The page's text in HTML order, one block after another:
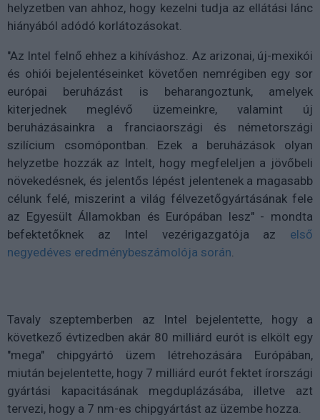
helyzetben van ahhoz, hogy kezelni tudja az ellátási lánc
hiányából adódó korlátozásokat.
"Az Intel felnő ehhez a kihíváshoz. Az arizonai, új-mexikói
és ohiói bejelentéseinket követően nemrégiben egy sor
európai beruházást is beharangoztunk, amelyek
kiterjednek meglévő üzemeinkre, valamint új
beruházásainkra a franciaországi és németországi
szilícium csomópontban. Ezek a beruházások olyan
helyzetbe hozzák az Intelt, hogy megfeleljen a jövőbeli
növekedésnek, és jelentős lépést jelentenek a magasabb
célunk felé, miszerint a világ félvezetőgyártásának fele
az Egyesült Államokban és Európában lesz" - mondta
befektetőknek az Intel vezérigazgatója az első
negyedéves eredménybeszámolója során.
Tavaly szeptemberben az Intel bejelentette, hogy a
következő évtizedben akár 80 milliárd eurót is elkölt egy
"mega" chipgyártó üzem létrehozására Európában,
miután bejelentette, hogy 7 milliárd eurót fektet írországi
gyártási kapacitásának megduplázásába, illetve azt
tervezi, hogy a 7 nm-es chipgyártást az üzembe hozza.